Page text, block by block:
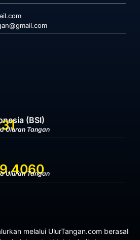
(BSI)
Uluran Tangan
Uluran Tangan
melalui UlurTangan.com berasal